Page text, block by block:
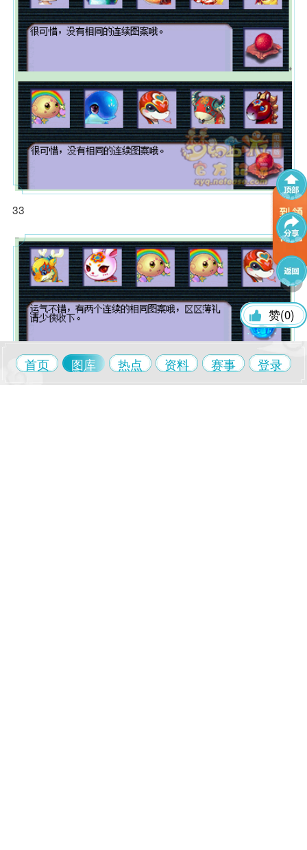
首页 图库 热点 资料 赛事 登录
武神坛 帮派联赛
群雄逐鹿 全民PK赛
帮派精英赛 赛事中心
33
赞(0)